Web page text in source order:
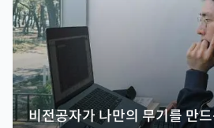
비전공자가 나만의 무기를 만